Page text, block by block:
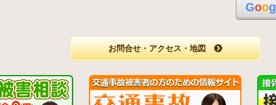
Goog
お問合せ・アクセス・地図